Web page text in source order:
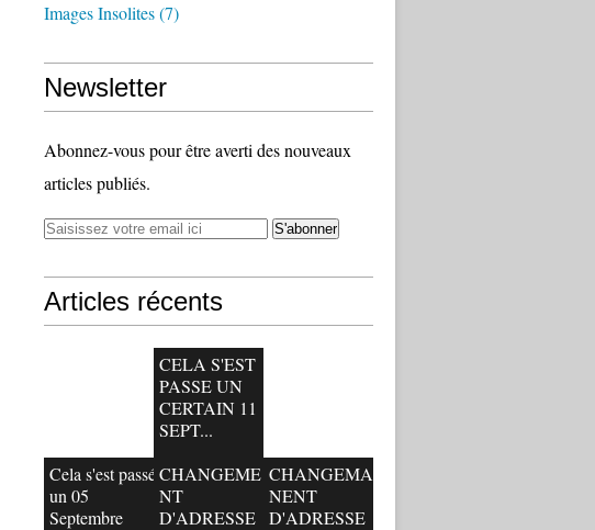
Images Insolites(7)
Newsletter
Abonnez-vous pour être averti des nouveaux
articles publiés.
Articles récents
CELA S'EST
PASSE UN
CERTAIN 11
SEPT...
Cela s'est passé
un 05
Septembre
CHANGEME
NT
D'ADRESSE
CHANGEMA
NENT
D'ADRESSE